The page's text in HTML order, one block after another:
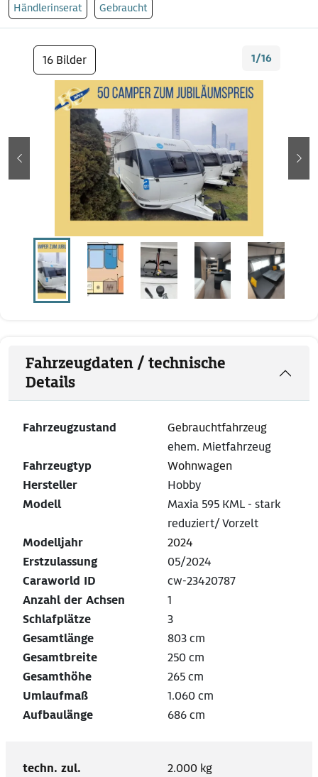
Händlerinserat Gebraucht
16 Bilder 1/16
zurück
Fahrzeugdaten / technische
Details
Fahrzeugzustand
Gebrauchtfahrzeug
ehem. Mietfahrzeug
Fahrzeugtyp
Wohnwagen
Hersteller
Hobby
Modell
Maxia 595 KML - stark
reduziert/ Vorzelt
Modelljahr
2024
Erstzulassung
05/2024
Caraworld ID
cw-23420787
Anzahl der Achsen
1
Schlafplätze
3
Gesamtlänge
803 cm
Gesamtbreite
250 cm
Gesamthöhe
265 cm
Umlaufmaß
1.060 cm
Aufbaulänge
686 cm
techn. zul.
2.000 kg